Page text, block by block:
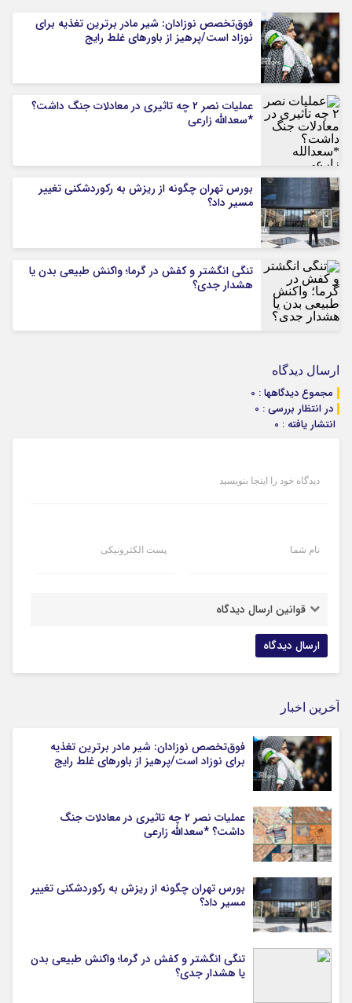
فوق‌تخصص نوزادان: شیر مادر برترین تغذیه برای
نوزاد است/پرهیز از باورهای غلط رایج
عملیات نصر ۲ چه تاثیری در معادلات جنگ داشت؟
*سعدالله زارعی
بورس تهران چگونه از ریزش به رکوردشکنی تغییر
مسیر داد؟
تنگی انگشتر و کفش در گرما؛ واکنش طبیعی بدن یا
هشدار جدی؟
ارسال دیدگاه
مجموع دیدگاهها : 0
در انتظار بررسی : 0
انتشار یافته : 0
دیدگاه خود را اینجا بنویسید
نام شما پست الکترونیکی
قوانین ارسال دیدگاه
آخرین اخبار
فوق‌تخصص نوزادان: شیر مادر برترین تغذیه
برای نوزاد است/پرهیز از باورهای غلط رایج
عملیات نصر ۲ چه تاثیری در معادلات جنگ
داشت؟ *سعدالله زارعی
بورس تهران چگونه از ریزش به رکوردشکنی تغییر
مسیر داد؟
تنگی انگشتر و کفش در گرما؛ واکنش طبیعی بدن
یا هشدار جدی؟